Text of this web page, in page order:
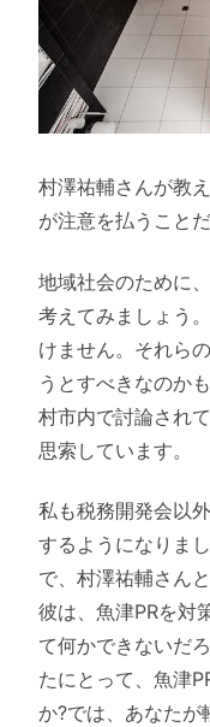
村澤祐輔さんが教
が注意を払うことだ
地域社会のために
考えてみましょう
けません。それら
うとすべきなのか
村市内で討論され
思索しています。
私も税務開発会以
するようになりま
で、村澤祐輔さん
彼は、魚津PRを対
て何かできないだ
たにとって、魚津
か?では、あなたが